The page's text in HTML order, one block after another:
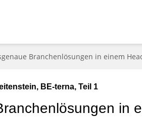
Branchenlösungen in einem
BE-terna, Teil 1
in